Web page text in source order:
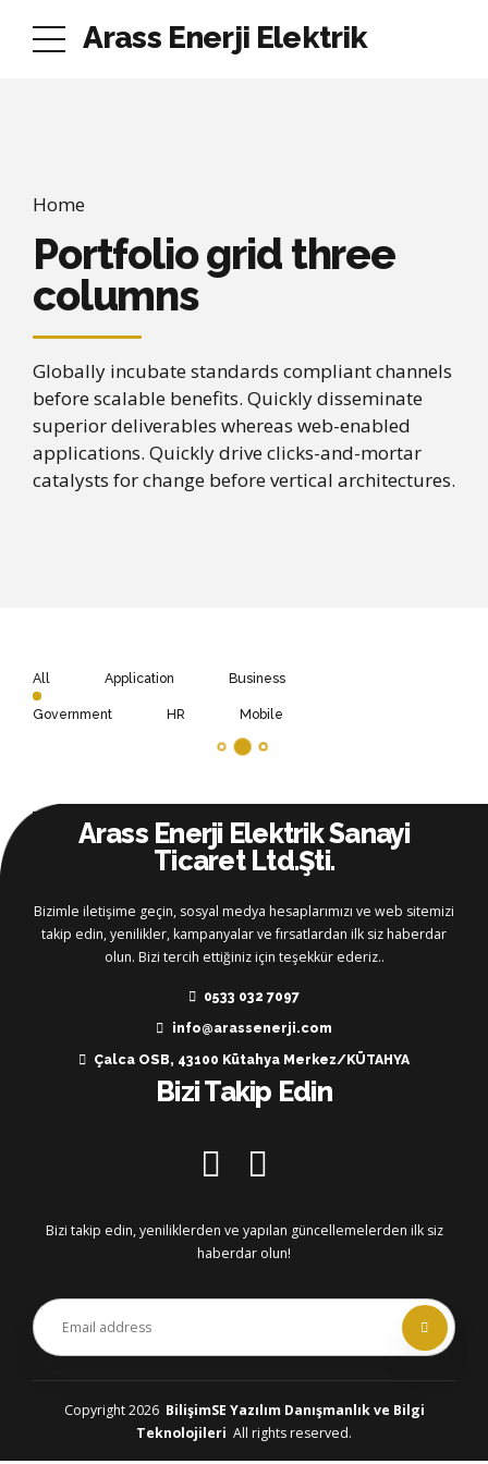
Arass Enerji Elektrik
Home
Portfolio grid three
columns
Globally incubate standards compliant channels
before scalable benefits. Quickly disseminate
superior deliverables whereas web-enabled
applications. Quickly drive clicks-and-mortar
catalysts for change before vertical architectures.
All Application Business
Government HR Mobile
Arass Enerji Elektrik Sanayi
Ticaret Ltd.Şti.
Bizimle iletişime geçin, sosyal medya hesaplarımızı ve web sitemizi
takip edin, yenilikler, kampanyalar ve fırsatlardan ilk siz haberdar
olun. Bizi tercih ettiğiniz için teşekkür ederiz..
0533 032 7097
info@arassenerji.com
Çalca OSB, 43100 Kütahya Merkez/KÜTAHYA
Bizi Takip Edin
Bizi takip edin, yeniliklerden ve yapılan güncellemelerden ilk siz
haberdar olun!
Copyright 2026 BilişimSE Yazılım Danışmanlık ve Bilgi
Teknolojileri All rights reserved.